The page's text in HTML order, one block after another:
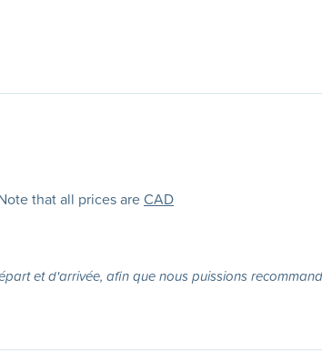
that all prices areCAD
et d'arrivée, afin que nous puissions